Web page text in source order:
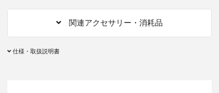
関連アクセサリー・消耗品
仕様・取扱説明書